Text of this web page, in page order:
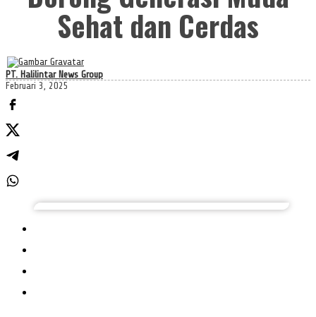
Sehat dan Cerdas
PT. Halilintar News Group
Februari 3, 2025